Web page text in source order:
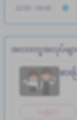
22:00 - 04:00
အလားတူအလုပ်မျာ
စား